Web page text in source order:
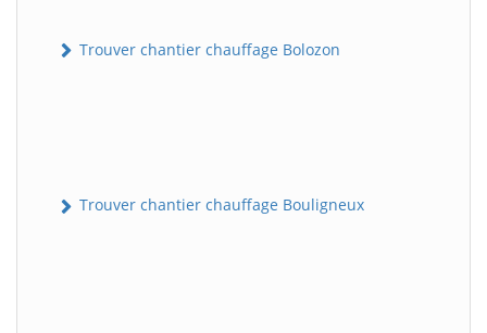
Trouver chantier chauffage Bolozon
Trouver chantier chauffage Bouligneux